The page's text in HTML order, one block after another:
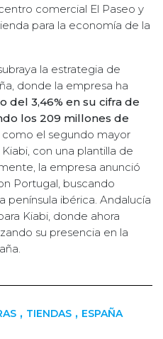
comercial El Paseo y
para la economía de la
la estrategia de
donde la empresa ha
del 3,46% en su cifra de
los 209 millones de
como el segundo mayor
con una plantilla de
la empresa anunció
Portugal, buscando
península ibérica. Andalucía
Kiabi, donde ahora
su presencia en la
, TIENDAS , ESPAÑA